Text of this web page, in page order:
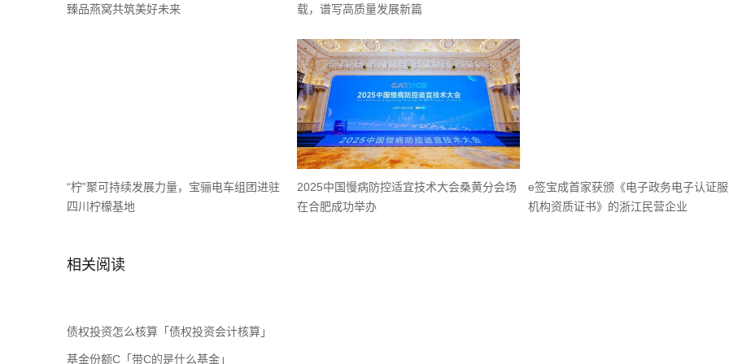
臻品燕窝共筑美好未来 载，谱写高质量发展新篇
“柠”聚可持续发展力量，宝骊电车组团进驻
四川柠檬基地
2025中国慢病防控适宜技术大会桑黄分会场
在合肥成功举办
e签宝成首家获颁《电子政务电子认证
机构资质证书》的浙江民营企业
相关阅读
债权投资怎么核算「债权投资会计核算」
基金份额C「带C的是什么基金」